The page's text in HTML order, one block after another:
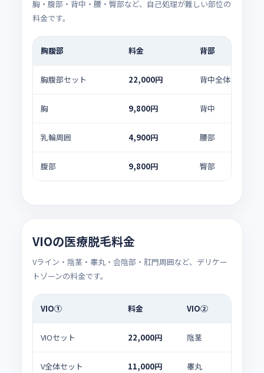
胸・腹部・背中・腰・臀部など、自己処理が難しい部位の
料金です。
胸腹部 料金 背部
胸腹部セット 22,000円 背中全体セット
胸 9,800円 背中
乳輪周囲 4,900円 腰部
腹部 9,800円 臀部
VIOの医療脱毛料金
Vライン・陰茎・睾丸・会陰部・肛門周囲など、デリケー
トゾーンの料金です。
VIO① 料金 VIO②
VIOセット 22,000円 陰茎
V全体セット 11,000円 睾丸